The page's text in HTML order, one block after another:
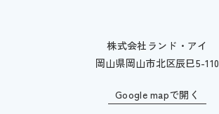
株式会社ランド・アイ
岡山県岡山市北区辰巳5-110
Google mapで開く